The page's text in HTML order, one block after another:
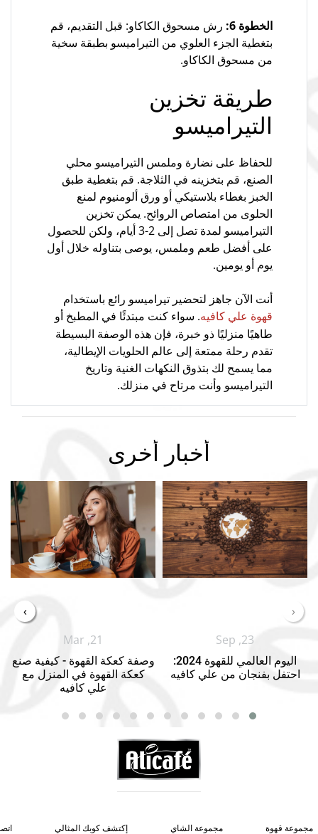
الخطوة 6:
رش مسحوق الكاكاو: قبل التقديم، قم
بتغطية الجزء العلوي من التيراميسو بطبقة سخية
من مسحوق الكاكاو.
طريقة تخزين
التيراميسو
للحفاظ على نضارة وملمس التيراميسو محلي
الصنع، قم بتخزينه في الثلاجة. قم بتغطية طبق
الخبز بغطاء بلاستيكي أو ورق ألومنيوم لمنع
الحلوى من امتصاص الروائح. يمكن تخزين
التيراميسو لمدة تصل إلى 2-3 أيام، ولكن للحصول
على أفضل طعم وملمس، يوصى بتناوله خلال أول
يوم أو يومين.
أنت الآن جاهز لتحضير تيراميسو رائع باستخدام
قهوة علي كافيه. سواء كنت مبتدئًا في المطبخ أو
طاهيًا منزليًا ذو خبرة، فإن هذه الوصفة البسيطة
تقدم رحلة ممتعة إلى عالم الحلويات الإيطالية،
مما يسمح لك بتذوق النكهات الغنية وتاريخ
التيراميسو وأنت مرتاح في منزلك.
أخبار أخرى
Sep ,23
اليوم العالمي للقهوة 2024:
احتفل بفنجان من علي كافيه
Mar ,21
وصفة كعكة القهوة - كيفية صنع
كعكة القهوة في المنزل مع
علي كافيه
‹
›
مجموعة قهوة مجموعة الشاي إكتشف كوبك المثالي